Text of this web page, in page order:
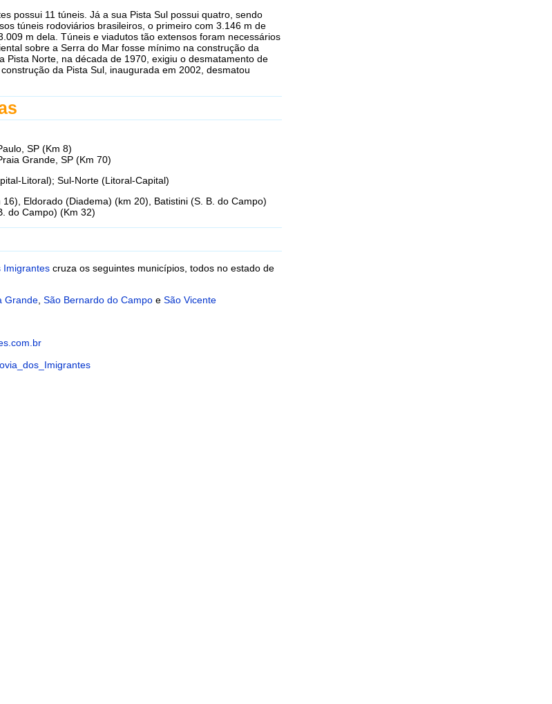
possui 11 túneis. Já a sua Pista Sul possui quatro, sendo
túneis rodoviários brasileiros, o primeiro com 3.146 m de
m dela. Túneis e viadutos tão extensos foram necessários
sobre a Serra do Mar fosse mínimo na construção da
Pista Norte, na década de 1970, exigiu o desmatamento de
da Pista Sul, inaugurada em 2002, desmatou
SP (Km 8)
Grande, SP (Km 70)
Litoral); Sul-Norte (Litoral-Capital)
16), Eldorado (Diadema) (km 20), Batistini (S. B. do Campo)
do Campo) (Km 32)
Imigrantes cruza os seguintes municípios, todos no estado de
Grande, São Bernardo do Campo e São Vicente